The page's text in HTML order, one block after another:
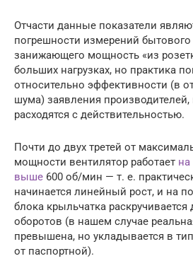
Отчасти данные показатели
погрешности измерений бытового
занижающего мощность «из
больших нагрузках, но практика
относительно эффективности (в
шума) заявления производителей,
расходятся с действительностью.
Почти до двух третей от
мощности вентилятор работает на
выше 600 об/мин — т. е.
начинается линейный рост, и на
блока крыльчатка
оборотов (в нашем случае
превышена, но укладывается в
от паспортной).